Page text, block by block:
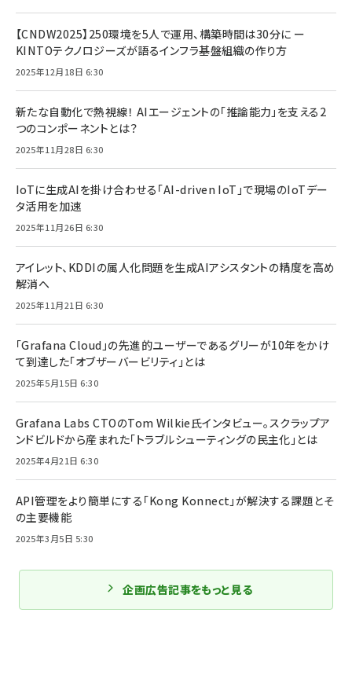
【CNDW2025】250環境を5人で運用、構築時間は30分に ー
KINTOテクノロジーズが語るインフラ基盤組織の作り方
2025年12月18日 6:30
新たな自動化で熱視線！ AIエージェントの「推論能力」を支える2
つのコンポーネントとは？
2025年11月28日 6:30
IoTに生成AIを掛け合わせる「AI-driven IoT」で現場のIoTデー
タ活用を加速
2025年11月26日 6:30
アイレット、KDDIの属人化問題を生成AIアシスタントの精度を高め
解消へ
2025年11月21日 6:30
「Grafana Cloud」の先進的ユーザーであるグリーが10年をかけ
て到達した「オブザーバービリティ」とは
2025年5月15日 6:30
Grafana Labs CTOのTom Wilkie氏インタビュー。スクラップア
ンドビルドから産まれた「トラブルシューティングの民主化」とは
2025年4月21日 6:30
API管理をより簡単にする「Kong Konnect」が解決する課題とそ
の主要機能
2025年3月5日 5:30
企画広告記事をもっと見る